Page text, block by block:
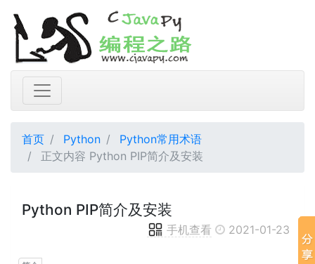
首页 Python
Python常用术语
正文内容 Python PIP简介及安装
Python PIP简介及安装
手机查看 2021-01-23